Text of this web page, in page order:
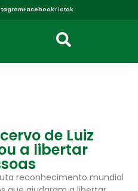
FacebookTictok
de Luiz
a libertar
reconhecimento mundial